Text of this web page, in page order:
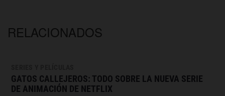
RELACIONADOS
GATOS CALLEJEROS: TODO SOBRE LA NUEVA SERIE
DE ANIMACIÓN DE NETFLIX